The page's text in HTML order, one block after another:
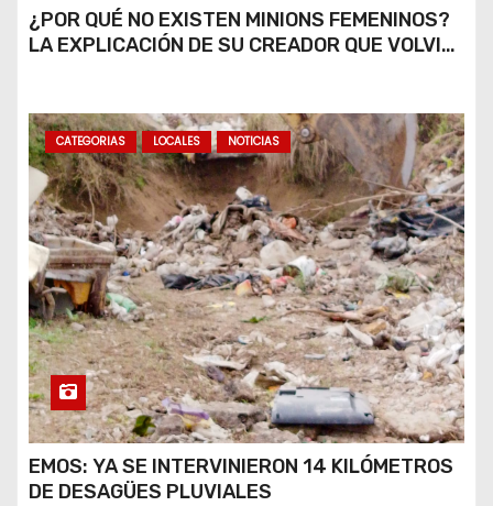
¿POR QUÉ NO EXISTEN MINIONS FEMENINOS?
LA EXPLICACIÓN DE SU CREADOR QUE VOLVIÓ
CATEGORIAS LOCALES NOTICIAS
EMOS: YA SE INTERVINIERON 14 KILÓMETROS
DE DESAGÜES PLUVIALES